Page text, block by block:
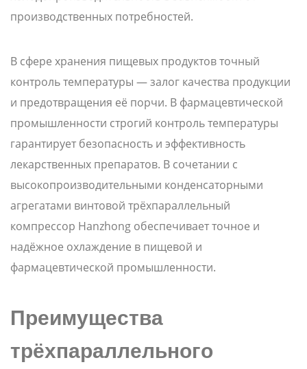
производственных потребностей.
В сфере хранения пищевых продуктов точный
контроль температуры — залог качества продукции
и предотвращения её порчи. В фармацевтической
промышленности строгий контроль температуры
гарантирует безопасность и эффективность
лекарственных препаратов. В сочетании с
высокопроизводительными конденсаторными
агрегатами винтовой трёхпараллельный
компрессор Hanzhong обеспечивает точное и
надёжное охлаждение в пищевой и
фармацевтической промышленности.
Преимущества
трёхпараллельного